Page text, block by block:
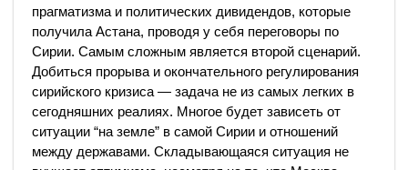
прагматизма и политических дивидендов, которые
получила Астана, проводя у себя переговоры по
Сирии. Самым сложным является второй сценарий.
Добиться прорыва и окончательного регулирования
сирийского кризиса — задача не из самых легких в
сегодняшних реалиях. Многое будет зависеть от
ситуации “на земле” в самой Сирии и отношений
между державами. Складывающаяся ситуация не